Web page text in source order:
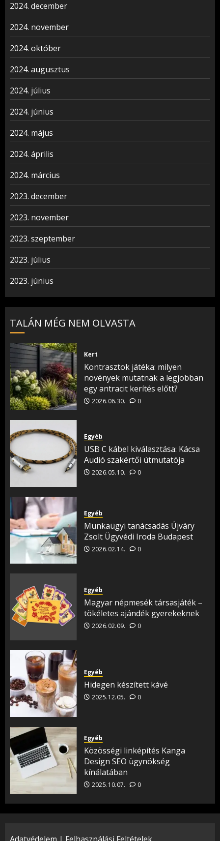
2024. december
2024. november
2024. október
2024. augusztus
2024. július
2024. június
2024. május
2024. április
2024. március
2023. december
2023. november
2023. szeptember
2023. július
2023. június
TALÁN MÉG NEM OLVASTA
Kert
Kontrasztok játéka: milyen
növények mutatnak a legjobban
egy antracit kerítés előtt?
2026.06.30. 0
Egyéb
USB C kábel kiválasztása: Kácsa
Audió szakértői útmutatója
2026.05.10. 0
Egyéb
Munkaügyi tanácsadás Újváry
Zsolt Ügyvédi Iroda Budapest
2026.02.14. 0
Egyéb
Magyar népmesék társasjáték –
tökéletes ajándék gyerekeknek
2026.02.09. 0
Egyéb
Hidegen készített kávé
2025.12.05. 0
Egyéb
Közösségi linképítés Kanga
Design SEO ügynökség
kínálatában
2025.10.07. 0